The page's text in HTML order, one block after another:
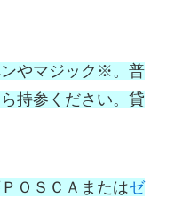
ンやマジック※。普
持参ください。貸
ＯＳＣＡ またはゼ